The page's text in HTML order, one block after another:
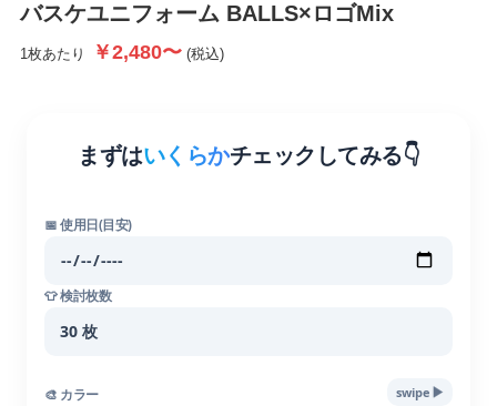
バスケユニフォーム BALLS×ロゴMix
1枚あたり ￥2,480〜(税込)
まずはいくらかチェックしてみる👇
📅 使用日(目安)
👕 検討枚数
🎨 カラー swipe ▶︎